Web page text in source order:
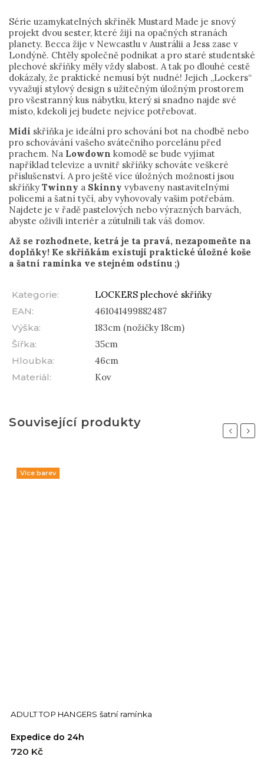
Série uzamykatelných skříněk Mustard Made je snový
projekt dvou sester, které žijí na opačných stranách
planety. Becca žije v Newcastlu v Austrálii a Jess zase v
Londýně. Chtěly společně podnikat a pro staré studentské
plechové skříňky měly vždy slabost. A tak po dlouhé cestě
dokázaly, že praktické nemusí být nudné! Jejich „Lockers“
vyvažují stylový design s užitečným úložným prostorem
pro všestranný kus nábytku, který si snadno najde své
místo, kdekoli jej budete nejvíce potřebovat.
Midi skříňka je ideální pro schování bot na chodbě nebo
pro schovávání vašeho svátečního porcelánu před
prachem. Na Lowdown komodě se bude vyjímat
například televize a uvnitř skříňky schováte veškeré
příslušenství. A pro ještě více úložných možností jsou
skříňky Twinny a Skinny vybaveny nastavitelnými
policemi a šatní tyčí, aby vyhovovaly vašim potřebám.
Najdete je v řadě pastelových nebo výrazných barvách,
abyste oživili interiér a zútulnili tak váš domov.
Až se rozhodnete, ketrá je ta pravá, nezapomeňte na
doplňky! Ke skříňkám existují praktické úložné koše
a šatní ramínka ve stejném odstínu ;)
Kategorie:
LOCKERS plechové skříňky
EAN:
461041499882487
Výška:
183cm (nožičky 18cm)
Šířka:
35cm
Hloubka:
46cm
Materiál: Kov
Související produkty
Previous
Více barev
ADULT TOP HANGERS šatní ramínka
Expedice do 24h
720 Kč
Next